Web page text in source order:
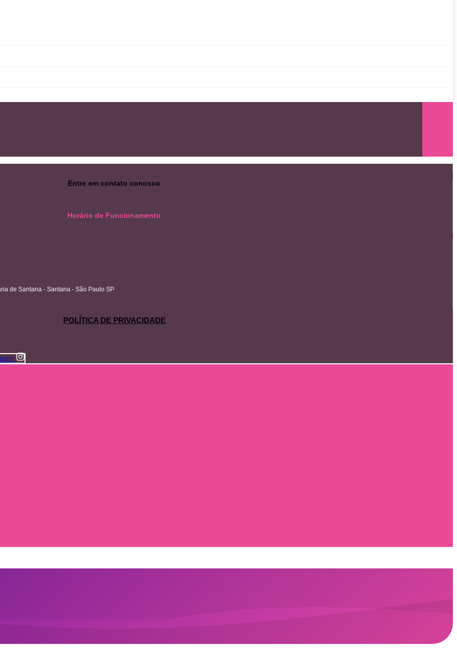
Entre em contato conosco
Horário de Funcionamento
de Santana - Santana - São Paulo SP
POLÍTICA DE PRIVACIDADE